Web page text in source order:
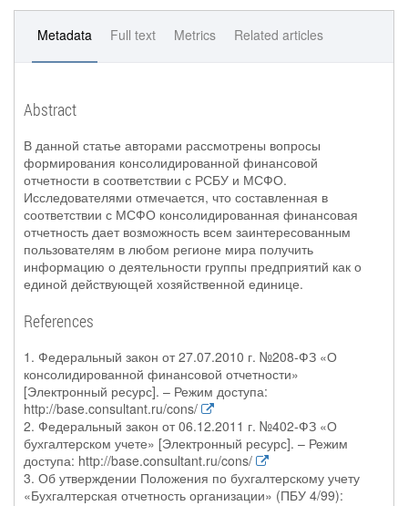
Metadata Full text Metrics Related articles
Abstract
В данной статье авторами рассмотрены вопросы
формирования консолидированной финансовой
отчетности в соответствии с РСБУ и МСФО.
Исследователями отмечается, что составленная в
соответствии с МСФО консолидированная финансовая
отчетность дает возможность всем заинтересованным
пользователям в любом регионе мира получить
информацию о деятельности группы предприятий как о
единой действующей хозяйственной единице.
References
1. Федеральный закон от 27.07.2010 г. №208-ФЗ «О
консолидированной финансовой отчетности»
[Электронный ресурс]. – Режим доступа:
http://base.consultant.ru/cons/
2. Федеральный закон от 06.12.2011 г. №402-ФЗ «О
бухгалтерском учете» [Электронный ресурс]. – Режим
доступа: http://base.consultant.ru/cons/
3. Об утверждении Положения по бухгалтерскому учету
«Бухгалтерская отчетность организации» (ПБУ 4/99):